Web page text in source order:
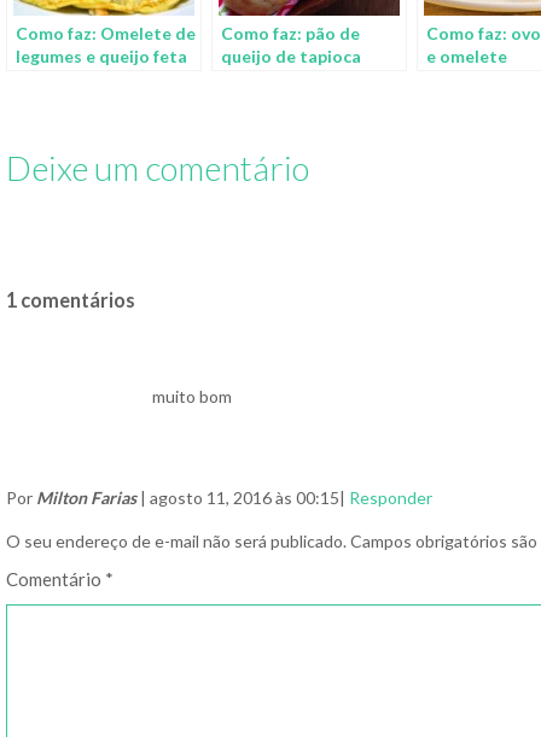
Como faz: Omelete de
legumes e queijo feta
Como faz: pão de
queijo de tapioca
Como faz:
e omelete
Deixe um comentário
1 comentários
muito bom
Por Milton Farias| agosto 11, 2016 às 00:15| Responder
O seu endereço de e-mail não será publicado. Campos obrigatórios
Comentário *